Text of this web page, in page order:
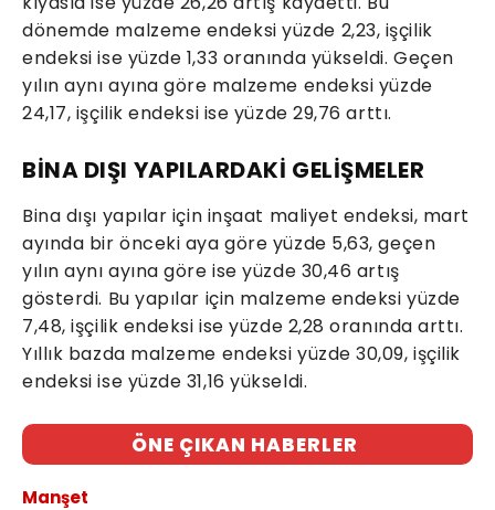
dönemde malzeme endeksi yüzde 2,23, işçilik
endeksi ise yüzde 1,33 oranında yükseldi. Geçen
yılın aynı ayına göre malzeme endeksi yüzde
24,17, işçilik endeksi ise yüzde 29,76 arttı.
BİNA DIŞI YAPILARDAKİ GELİŞMELER
Bina dışı yapılar için inşaat maliyet endeksi, mart
ayında bir önceki aya göre yüzde 5,63, geçen
yılın aynı ayına göre ise yüzde 30,46 artış
gösterdi. Bu yapılar için malzeme endeksi yüzde
7,48, işçilik endeksi ise yüzde 2,28 oranında arttı.
Yıllık bazda malzeme endeksi yüzde 30,09, işçilik
endeksi ise yüzde 31,16 yükseldi.
ÖNE ÇIKAN HABERLER
Manşet